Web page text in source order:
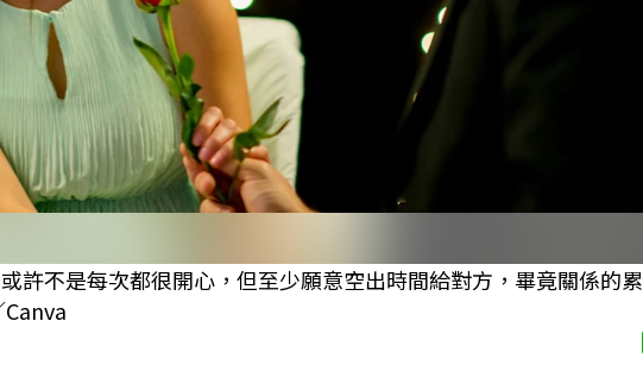
許不是每次都很開心，但至少願意空出時間給對方，畢竟關係的